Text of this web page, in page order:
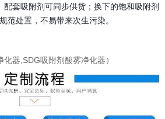
配套吸附剂可同步供货；换下的饱和吸附剂
范处置，不易带来次生污染。
化器,SDG吸附剂酸雾净化器）